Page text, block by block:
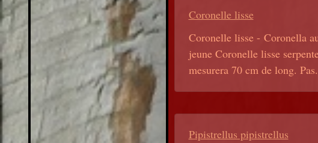
Coronelle lisse
Coronelle lisse - Coronella
jeune Coronelle lisse
mesurera 70 cm de long.
Pipistrellus pipistrellus